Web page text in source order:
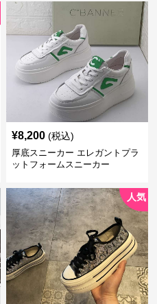
¥8,200 (税込)
厚底スニーカー エレガントプラ
ットフォームスニーカー
人気